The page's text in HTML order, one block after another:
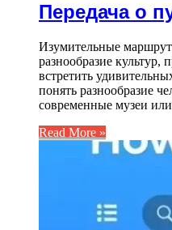
Передача о
Изумительные
разнообразие
встретить
понять разнообразие
современные музеи
Read More »